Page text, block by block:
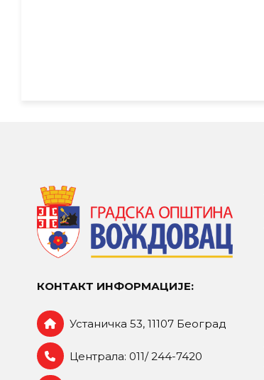
КОНТАКТ ИНФОРМАЦИЈЕ:
Устаничка 53, 11107 Београд
Централа: 011/ 244-7420